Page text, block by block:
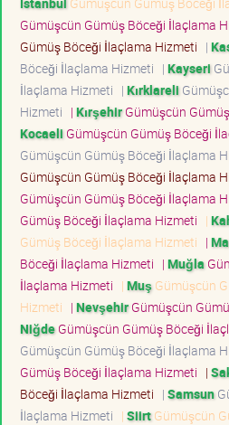
Gümüşcün Gümüş Böceği İlaçlama
Gümüş Böceği İlaçlama Hizmeti |
Böceği İlaçlama Hizmeti | Kayseri
İlaçlama Hizmeti | Kırklareli
Hizmeti | KırşehirGümüşcün
Kocaeli Gümüşcün Gümüş Böceği
Gümüşcün Gümüş Böceği İlaçlama
Gümüşcün Gümüş Böceği İlaçlama
Gümüşcün Gümüş Böceği İlaçlama
Gümüş Böceği İlaçlama Hizmeti |
Gümüş Böceği İlaçlama Hizmeti |
Böceği İlaçlama Hizmeti | Muğla
İlaçlama Hizmeti | Muş Gümüşcün
Hizmeti | NevşehirGümüşcün
NiğdeGümüşcün Gümüş Böceği
Gümüşcün Gümüş Böceği İlaçlama
Gümüş Böceği İlaçlama Hizmeti |
Böceği İlaçlama Hizmeti | Samsun
İlaçlama Hizmeti | SiirtGümüşcün